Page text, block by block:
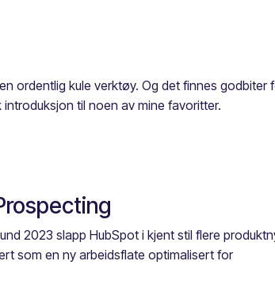
ordentlig kule verktøy. Og det finnes godbiter
til noen av mine favoritter.
2023 slapp HubSpot i kjent stil flere
som en ny arbeidsflate optimalisert for